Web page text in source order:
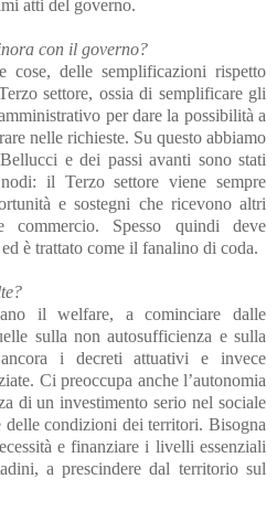
atti del governo.
con il governo?
cose, delle semplificazioni rispetto
settore, ossia di semplificare gli
per dare la possibilità a
nelle richieste. Su questo abbiamo
e dei passi avanti sono stati
il Terzo settore viene sempre
e sostegni che ricevono altri
commercio. Spesso quindi deve
è trattato come il fanalino di coda.
il welfare, a cominciare dalle
sulla non autosufficienza e sulla
i decreti attuativi e invece
Ci preoccupa anche l’autonomia
di un investimento serio nel sociale
delle condizioni dei territori. Bisogna
e finanziare i livelli essenziali
a prescindere dal territorio sul